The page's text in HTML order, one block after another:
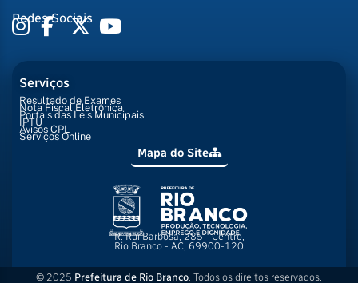
Redes Sociais
Serviços
Resultado de Exames
Nota Fiscal Eletrônica
Portais das Leis Municipais
IPTU
Avisos CPL
Serviços Online
Mapa do Site
R. Rui Barbosa, 285 - Centro,
Rio Branco - AC, 69900-120
© 2025 Prefeitura de Rio Branco. Todos os direitos reservados.